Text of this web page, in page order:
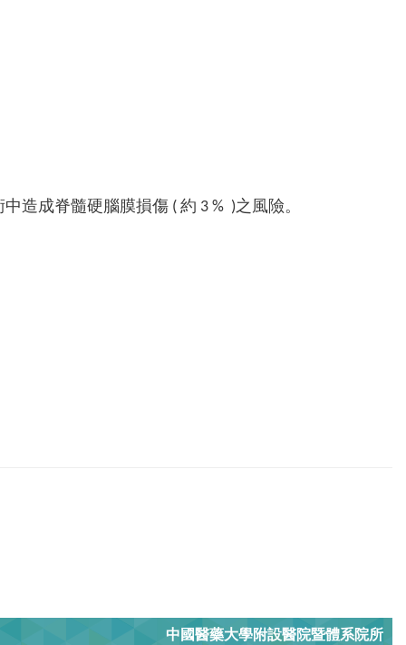
造成脊髓硬腦膜損傷 ( 約 3 % )之風險。
中國醫藥大學附設醫院暨體系院所